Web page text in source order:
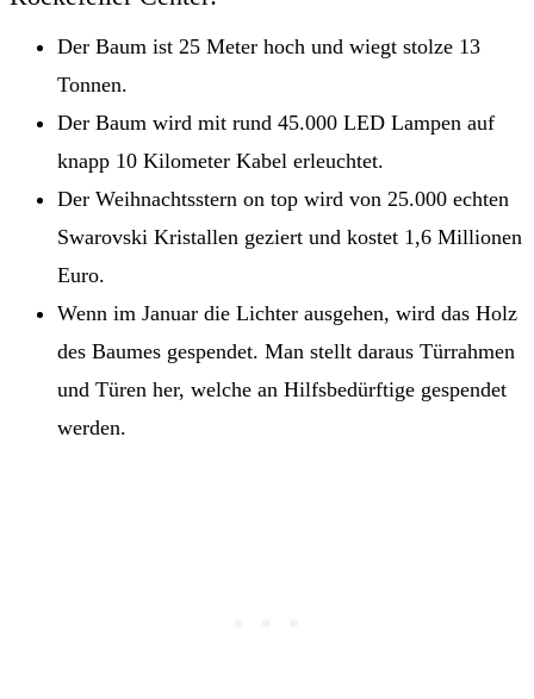
Der Baum ist 25 Meter hoch und wiegt stolze 13
Tonnen.
Der Baum wird mit rund 45.000 LED Lampen auf
knapp 10 Kilometer Kabel erleuchtet.
Der Weihnachtsstern on top wird von 25.000 echten
Swarovski Kristallen geziert und kostet 1,6 Millionen
Euro.
Wenn im Januar die Lichter ausgehen, wird das Holz
des Baumes gespendet. Man stellt daraus Türrahmen
und Türen her, welche an Hilfsbedürftige gespendet
werden.